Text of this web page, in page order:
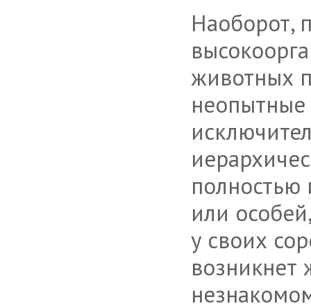
Наоборот,
животных
полностью
или
у своих
возникнет